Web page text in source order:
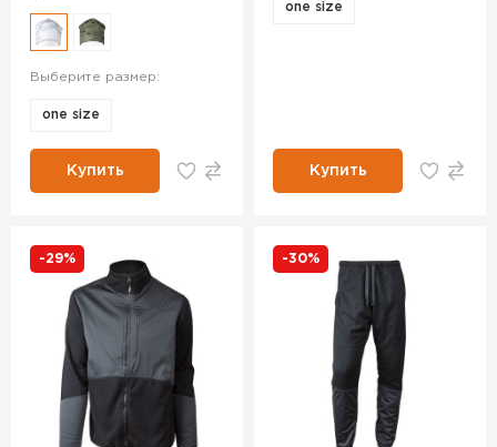
Выберите размер:
one size
Купить
one size
Купить
-29% -30%